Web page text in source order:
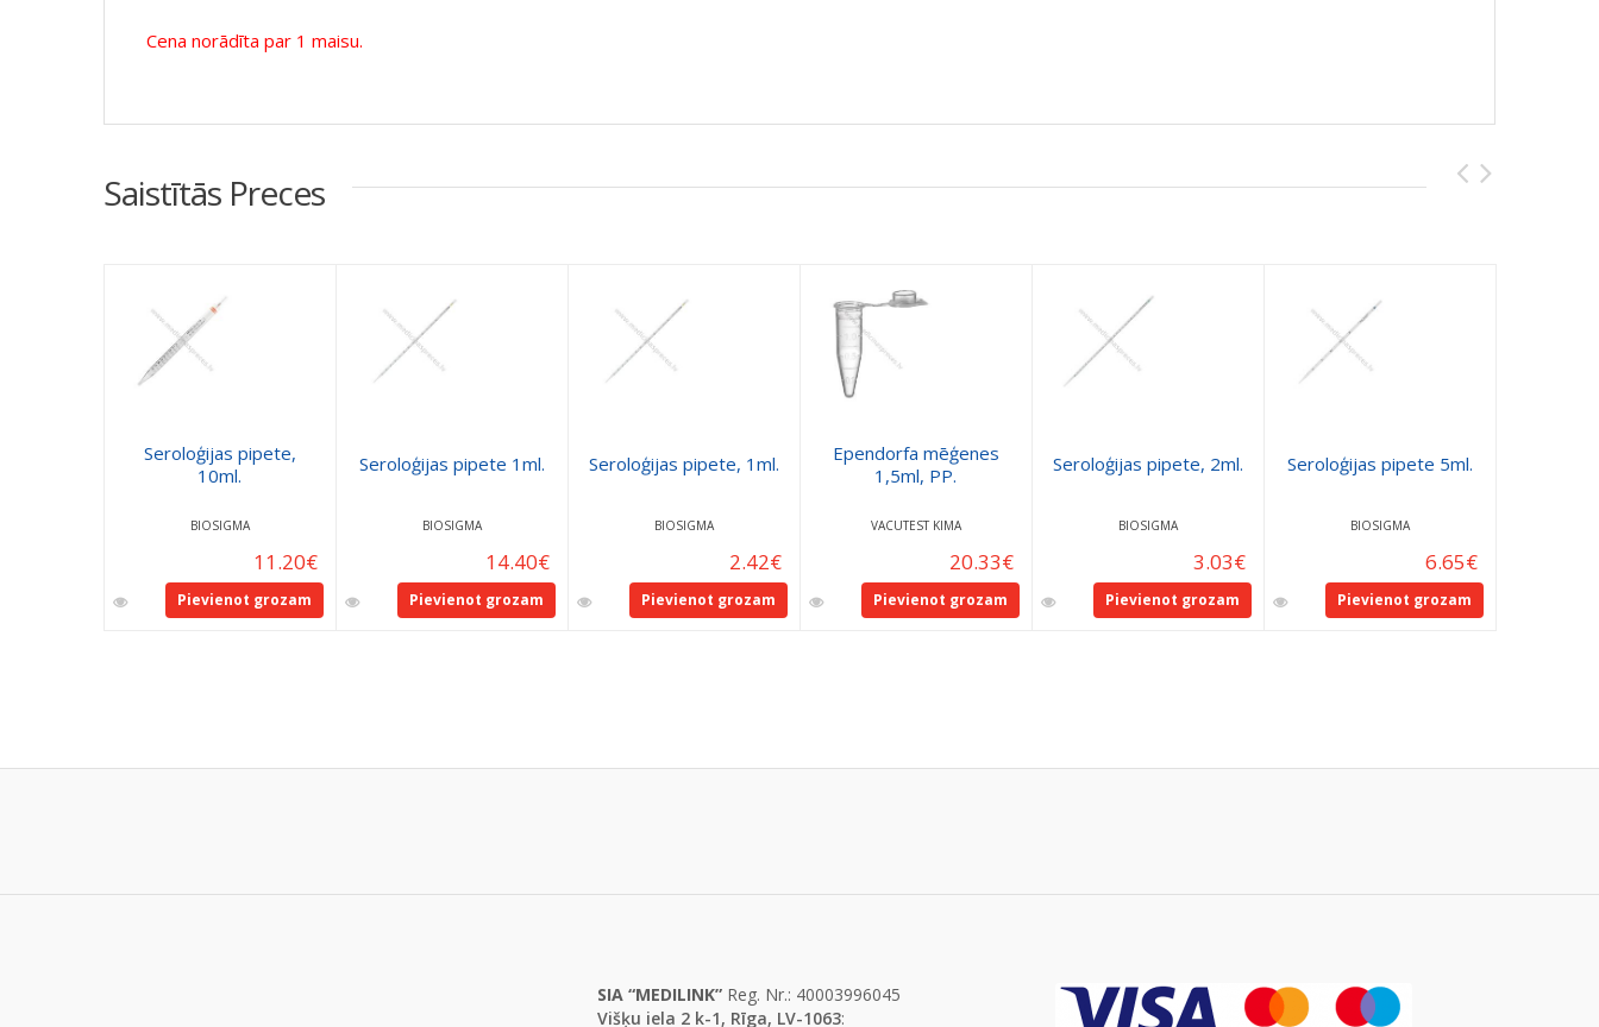
Cena norādīta par 1 maisu.
Saistītās Preces
Seroloģijas pipete,
10ml.
BIOSIGMA
11.20€
Pievienot grozam
Seroloģijas pipete 1ml.
BIOSIGMA
14.40€
Pievienot grozam
Seroloģijas pipete, 1ml.
BIOSIGMA
2.42€
Pievienot grozam
Ependorfa mēģenes
1,5ml, PP.
VACUTEST KIMA
20.33€
Pievienot grozam
Seroloģijas pipete, 2ml.
BIOSIGMA
3.03€
Pievienot grozam
Seroloģijas pipete 5ml.
BIOSIGMA
6.65€
Pievienot grozam
SIA “MEDILINK” Reg. Nr.: 40003996045
Višķu iela 2 k-1, Rīga, LV-1063: